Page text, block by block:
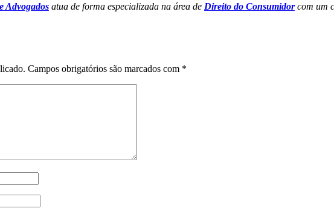
Advogados atua de forma especializada na área de Direito do Consumidorcom um
Campos obrigatórios são marcados com *